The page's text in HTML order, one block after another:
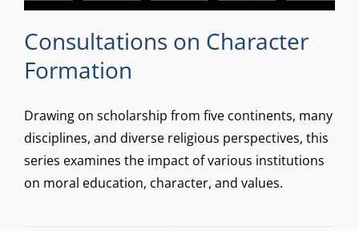
Consultations on Character
Formation
Drawing on scholarship from five continents, many
disciplines, and diverse religious perspectives, this
series examines the impact of various institutions
on moral education, character, and values.